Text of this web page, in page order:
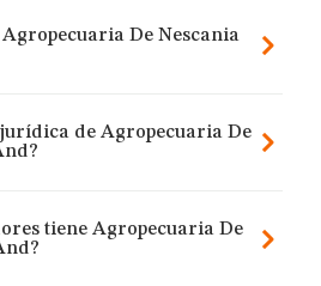
Agropecuaria De Nescania
de Agropecuaria De
tiene Agropecuaria De